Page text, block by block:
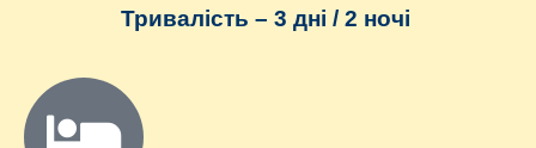
Тривалість – 3 дні / 2 ночі